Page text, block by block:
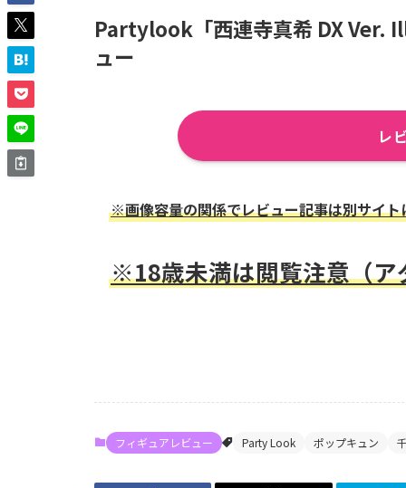
Partylook「西連寺真希 DX Ver.
ュー
レ
※画像容量の関係でレビュー記事は別サイト
※18歳未満は閲覧注意（ア
フィギュアレビュー Party Look ポップキュン